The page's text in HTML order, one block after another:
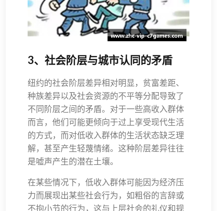
3、社会阶层与城市认同的矛盾
纽约的社会阶层差异相对明显，贫富差距、
种族差异以及社会资源的不平等分配导致了
不同阶层之间的矛盾。对于一些高收入群体
而言，他们可能更倾向于过上享受现代生活
的方式，而对低收入群体的生活状态缺乏理
解，甚至产生轻蔑情绪。这种阶层差异往往
是嘘声产生的潜在土壤。
在某些情况下，低收入群体可能因为经济压
力而展现出某些社会行为，如粗俗的言辞或
不拘小节的行为，这与上层社会的礼仪和规